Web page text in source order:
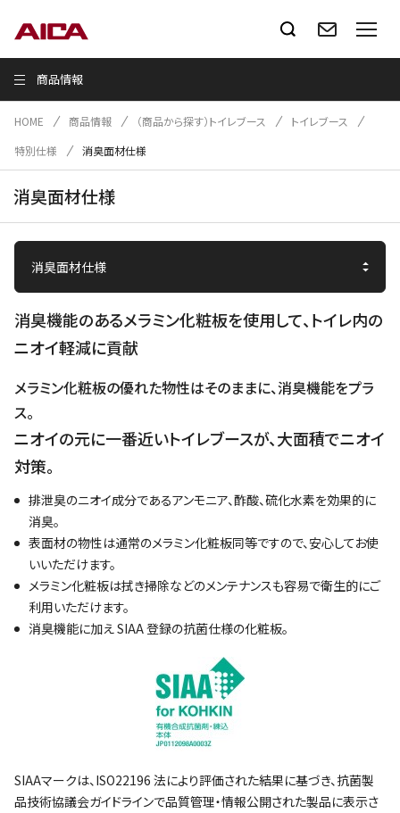
商品情報
HOME 商品情報 （商品から探す）トイレブース
トイレブース
特別仕様
消臭面材仕様
消臭面材仕様
消臭機能のあるメラミン化粧板を使用して、トイレ内の
ニオイ軽減に貢献
メラミン化粧板の優れた物性はそのままに、消臭機能をプラ
ス。
ニオイの元に一番近いトイレブースが、大面積でニオイ
対策。
排泄臭のニオイ成分であるアンモニア、酢酸、硫化水素を効果的に
消臭。
表面材の物性は通常のメラミン化粧板同等ですので、安心してお使
いいただけます。
メラミン化粧板は拭き掃除などのメンテナンスも容易で衛生的にご
利用いただけます。
消臭機能に加え SIAA 登録の抗菌仕様の化粧板。
SIAAマークは、ISO22196 法により評価された結果に基づき、抗菌製
品技術協議会ガイドラインで品質管理・情報公開された製品に表示さ